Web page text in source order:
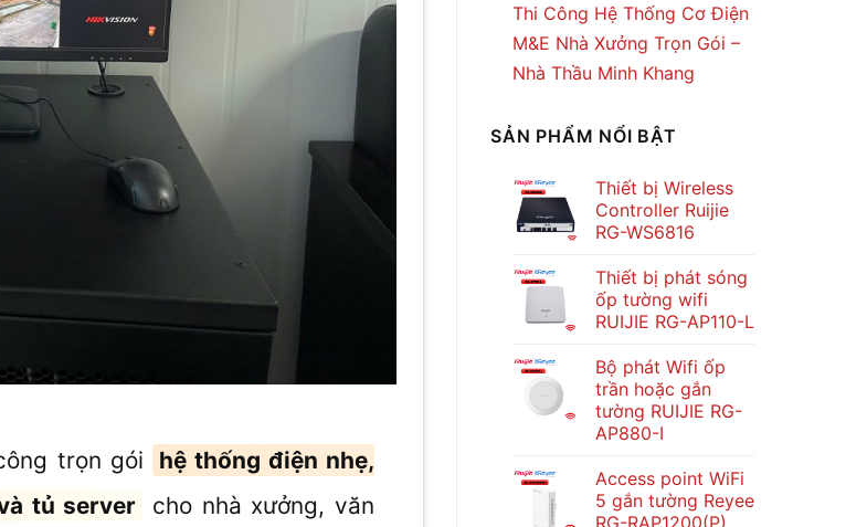
trọn gói
hệ thống điện nhẹ,
tủ server
cho nhà xưởng, văn
Thi Công Hệ Thống Cơ Điện
M&E Nhà Xưởng Trọn Gói –
Nhà Thầu Minh Khang
SẢN PHẨM NỔI BẬT
Thiết bị Wireless
Controller Ruijie
RG-WS6816
Thiết bị phát sóng
ốp tường wifi
RUIJIE RG-AP110-L
Bộ phát Wifi ốp
trần hoặc gắn
tường RUIJIE RG-
AP880-I
Access point WiFi
5 gắn tường Reyee
RG-RAP1200(P)